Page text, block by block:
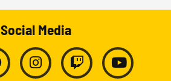
Social Media